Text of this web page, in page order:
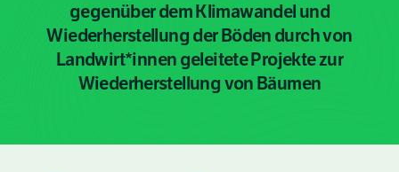
gegenüber dem Klimawandel und
Wiederherstellung der Böden durch von
Landwirt*innen geleitete Projekte zur
Wiederherstellung von Bäumen